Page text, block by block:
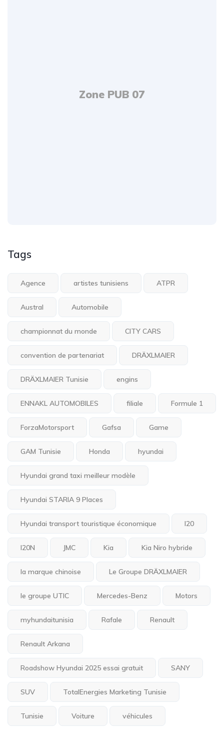
Zone PUB 07
Tags
Agence artistes tunisiens ATPR
Austral Automobile
championnat du monde CITY CARS
convention de partenariat DRÄXLMAIER
DRÄXLMAIER Tunisie engins
ENNAKL AUTOMOBILES filiale Formule 1
ForzaMotorsport Gafsa Game
GAM Tunisie Honda hyundai
Hyundai grand taxi meilleur modèle
Hyundai STARIA 9 Places
Hyundai transport touristique économique I20
I20N JMC Kia Kia Niro hybride
la marque chinoise Le Groupe DRÄXLMAIER
le groupe UTIC Mercedes-Benz Motors
myhundaitunisia Rafale Renault
Renault Arkana
Roadshow Hyundai 2025 essai gratuit SANY
SUV TotalEnergies Marketing Tunisie
Tunisie Voiture véhicules